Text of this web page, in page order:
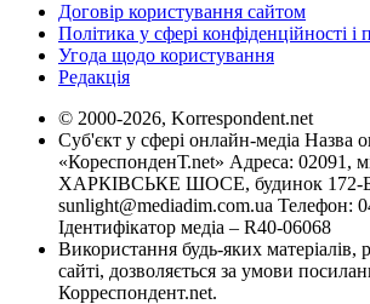
Договір користування сайтом
Політика у сфері конфіденційності
Угода щодо користування
Редакція
© 2000-2026, Korrespondent.net
Суб'єкт у сфері онлайн-медіа Назва
«КореспонденТ.net» Адреса: 02091,
ХАРКІВСЬКЕ ШОСЕ, будинок 172-Б,
sunlight@mediadim.com.ua Телефон:
Ідентифікатор медіа – R40-06068
Використання будь-яких матеріалів,
сайті, дозволяється за умови
Корреспондент.net.